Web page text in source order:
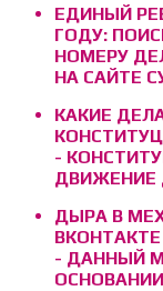
ЕДИНЫЙ
ГОДУ:
НОМЕРУ
НА САЙТЕ
КАКИЕ
-
ДВИЖЕНИЕ
ДЫРА В
- ДАННЫЙ